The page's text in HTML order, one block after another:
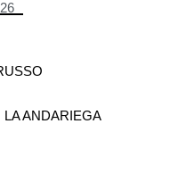
ANDARIEGA